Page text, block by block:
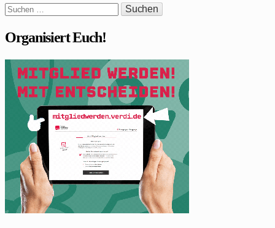
Suchen
nach:
Organisiert Euch!